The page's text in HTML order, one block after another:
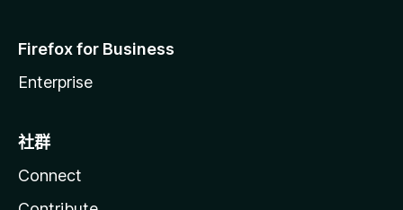
Firefox for Business
Enterprise
社群
Connect